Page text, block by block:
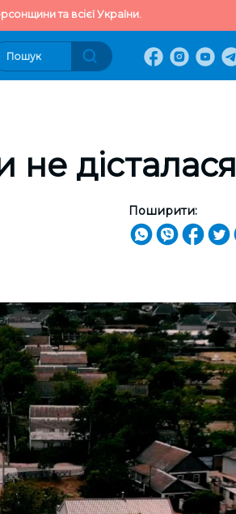
та всієї України.
не дісталася
Поширити: